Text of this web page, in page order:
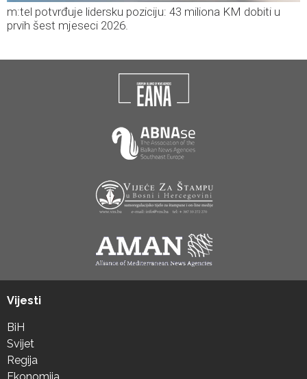
m:tel potvrđuje lidersku poziciju: 43 miliona KM dobiti u
prvih šest mjeseci 2026.
Vijesti
BiH
Svijet
Regija
Ekonomija